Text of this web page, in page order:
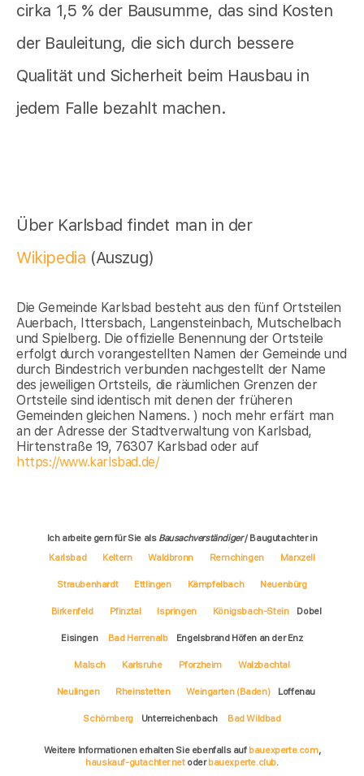
cirka 1,5 % der Bausumme, das sind Kosten
der Bauleitung, die sich durch bessere
Qualität und Sicherheit beim Hausbau in
jedem Falle bezahlt machen.
Über Karlsbad findet man in der
Wikipedia (Auszug)
Die Gemeinde Karlsbad besteht aus den fünf Ortsteilen
Auerbach, Ittersbach, Langensteinbach, Mutschelbach
und Spielberg. Die offizielle Benennung der Ortsteile
erfolgt durch vorangestellten Namen der Gemeinde und
durch Bindestrich verbunden nachgestellt der Name
des jeweiligen Ortsteils, die räumlichen Grenzen der
Ortsteile sind identisch mit denen der früheren
Gemeinden gleichen Namens. ) noch mehr erfärt man
an der Adresse der Stadtverwaltung von Karlsbad,
Hirtenstraße 19, 76307 Karlsbad oder auf
https://www.karlsbad.de/
Ich arbeite gern für Sie als Bausachverständiger/ Baugutachter in
Karlsbad
Keltern Waldbronn Remchingen Marxzell
Straubenhardt Ettlingen Kämpfelbach Neuenbürg
Birkenfeld Pfinztal Ispringen Königsbach-Stein Dobel
Eisingen Bad Herrenalb Engelsbrand Höfen an der Enz
Malsch Karlsruhe Pforzheim Walzbachtal
Neulingen Rheinstetten Weingarten (Baden) Loffenau
Schömberg Unterreichenbach Bad Wildbad
Weitere Informationen erhalten Sie ebenfalls auf bauexperte.com,
hauskauf-gutachter.netoderbauexperte.club.